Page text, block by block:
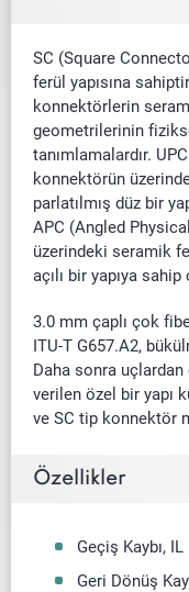
SC (Square
ferül yapısına
konnektörlerin
geometrilerinin
tanımlamalardır.
konnektörün
parlatılmış düz bir
APC (Angled
üzerindeki seramik
açılı bir yapıya
3.0 mm çaplı çok
ITU-T G657.A2,
Daha sonra uçlardan
verilen özel bir yapı
ve SC tip konnektör
Özellikler
Geçiş Kaybı,
Geri Dönüş